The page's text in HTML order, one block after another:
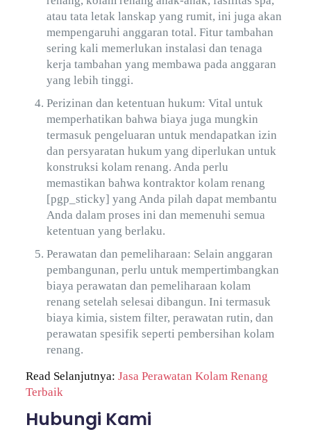
atau tata letak lanskap yang rumit, ini juga akan
mempengaruhi anggaran total. Fitur tambahan
sering kali memerlukan instalasi dan tenaga
kerja tambahan yang membawa pada anggaran
yang lebih tinggi.
Perizinan dan ketentuan hukum: Vital untuk
memperhatikan bahwa biaya juga mungkin
termasuk pengeluaran untuk mendapatkan izin
dan persyaratan hukum yang diperlukan untuk
konstruksi kolam renang. Anda perlu
memastikan bahwa kontraktor kolam renang
[pgp_sticky] yang Anda pilah dapat membantu
Anda dalam proses ini dan memenuhi semua
ketentuan yang berlaku.
Perawatan dan pemeliharaan: Selain anggaran
pembangunan, perlu untuk mempertimbangkan
biaya perawatan dan pemeliharaan kolam
renang setelah selesai dibangun. Ini termasuk
biaya kimia, sistem filter, perawatan rutin, dan
perawatan spesifik seperti pembersihan kolam
renang.
Read Selanjutnya: Jasa Perawatan Kolam Renang
Terbaik
Hubungi Kami